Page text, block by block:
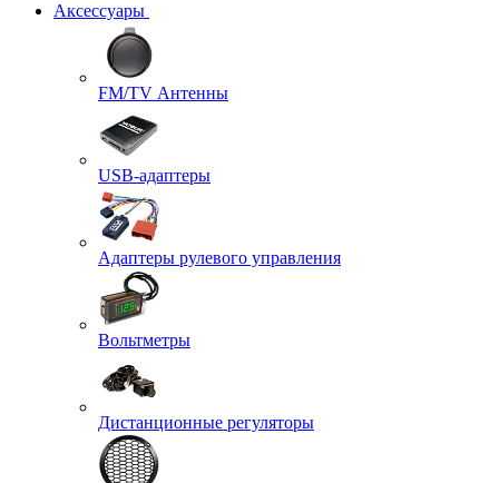
Аксессуары
FM/TV Антенны
USB-адаптеры
Адаптеры рулевого управления
Вольтметры
Дистанционные регуляторы